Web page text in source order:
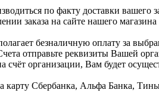
по факту доставки вашего
заказа на сайте нашего
безналичную оплату за
отправьте реквизиты Вашей
организации, Вам будет
карту Сбербанка, Альфа Банка,